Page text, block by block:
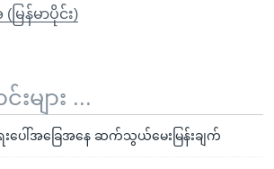
ြန်မာပိုင်း)
ျား ...
ပေါ်အခြေအနေ ဆက်သွယ်မေးမြန်းချက်